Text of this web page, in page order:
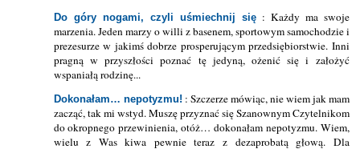
Do góry nogami, czyli uśmiechnij się: Każdy ma swoje
marzenia. Jeden marzy o willi z basenem, sportowym samochodzie i
prezesurze w jakimś dobrze prosperującym przedsiębiorstwie. Inni
pragną w przyszłości poznać tę jedyną, ożenić się i założyć
wspaniałą rodzinę...
Dokonałam… nepotyzmu! : Szczerze mówiąc, nie wiem jak mam
zacząć, tak mi wstyd. Muszę przyznać się Szanownym Czytelnikom
do okropnego przewinienia, otóż… dokonałam nepotyzmu. Wiem,
wielu z Was kiwa pewnie teraz z dezaprobatą głową. Dla